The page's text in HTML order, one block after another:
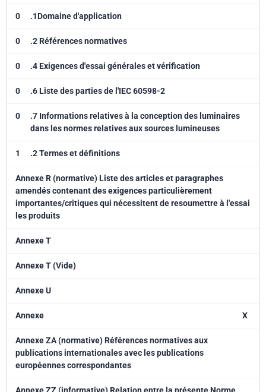
0 .1Domaine d'application
0 .2 Références normatives
0 .4 Exigences d'essai générales et vérification
0 .6 Liste des parties de l'IEC 60598-2
0
.7 Informations relatives à la conception des luminaires
dans les normes relatives aux sources lumineuses
1 .2 Termes et définitions
Annexe R (normative) Liste des articles et paragraphes
amendés contenant des exigences particulièrement
importantes/critiques qui nécessitent de resoumettre à l'essai
les produits
Annexe T
Annexe T (Vide)
Annexe U
Annexe X
Annexe ZA (normative) Références normatives aux
publications internationales avec les publications
européennes correspondantes